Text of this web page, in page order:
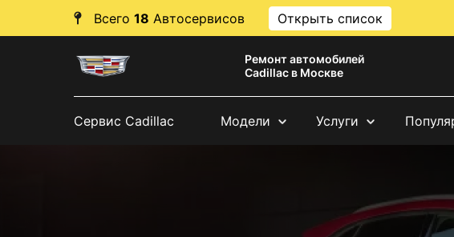
Всего 18 Автосервисов Открыть список
Ремонт автомобилей
Cadillac в Москве
Сервис Cadillac Модели Услуги